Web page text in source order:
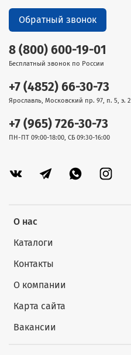
О нас
Каталоги
Контакты
О компании
Карта сайта
Вакансии
8 (800) 600-19-01
Бесплатный звонок по России
+7 (4852) 66-30-73
Ярославль, Московский пр. 97, п. 5, э. 2
+7 (965) 726-30-73
ПН-ПТ 09:00-18:00, СБ 09:30-16:00
Обратный звонок